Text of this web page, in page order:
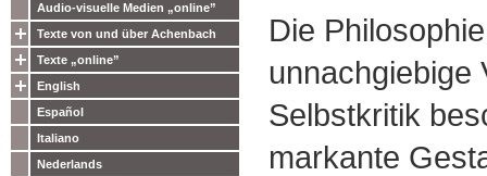
Audio-visuelle Medien „online”
Texte von und über Achenbach
Texte „online”
English
Español
Italiano
Nederlands
Die
unnachgiebige
Selbstkritik
markante